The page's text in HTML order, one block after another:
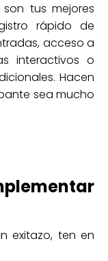
tus mejores
rápido de
acceso a
interactivos o
Hacen
sea mucho
exitazo, ten en